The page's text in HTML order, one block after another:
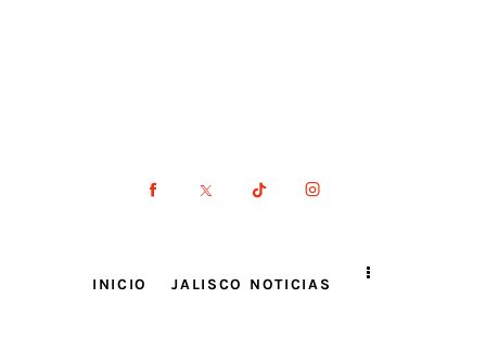
INICIO JALISCO NOTICIAS